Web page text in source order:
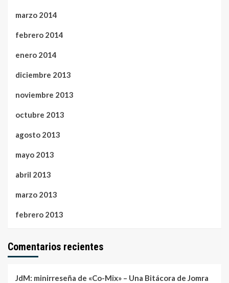
marzo 2014
febrero 2014
enero 2014
diciembre 2013
noviembre 2013
octubre 2013
agosto 2013
mayo 2013
abril 2013
marzo 2013
febrero 2013
Comentarios recientes
JdM: minirreseña de «Co-Mix» – Una Bitácora de Jomra